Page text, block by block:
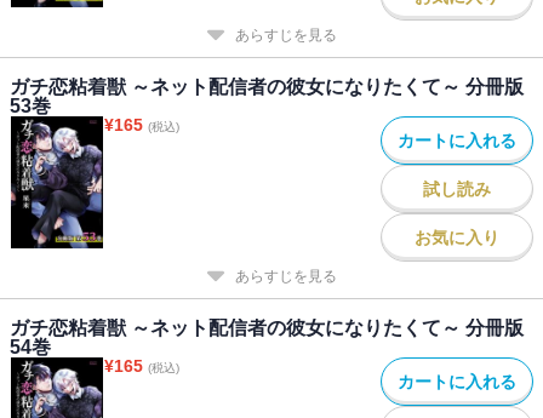
あらすじを見る
ガチ恋粘着獣 ～ネット配信者の彼女になりたくて～ 分冊版
53巻
¥165 (税込)
カートに入れる
試し読み
お気に入り
あらすじを見る
ガチ恋粘着獣 ～ネット配信者の彼女になりたくて～ 分冊版
54巻
¥165 (税込)
カートに入れる